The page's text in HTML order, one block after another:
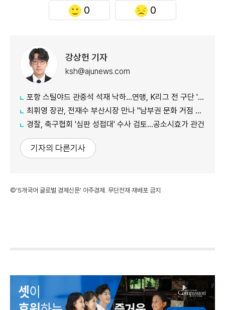
0 0
강상헌 기자
ksh@ajunews.com
​​​​​​​포항 스틸야드 관중석 석재 낙하…연맹, K리그 전 구단 '긴급 안전점검'
최휘영 장관, 전재수 부산시장 만나 "남부권 문화 거점 역할 지원 아끼지 않을 것"
경찰, 축구협회 '심판 성접대' 수사 검토…공소시효가 관건
기자의 다른기사
©'5개국어 글로벌 경제신문' 아주경제. 무단전재·재배포 금지